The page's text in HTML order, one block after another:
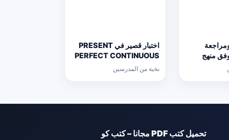
وفق منهج
اختبار قصير في PRESENT
PERFECT CONTINUOUS
(لغة انجليزية) حلقة ثانية
نخبة من المدرسين
تحميل كتب PDF مجانا – كتب كو